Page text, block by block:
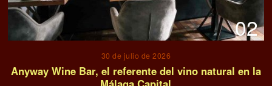
02
30 de julio de 2026
Anyway Wine Bar, el referente del vino natural en la